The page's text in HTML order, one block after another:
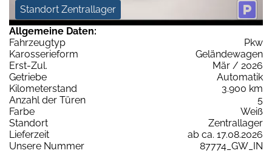
Standort Zentrallager
Allgemeine Daten:
Fahrzeugtyp
Pkw
Karosserieform
Geländewagen
Erst-Zul.
Mär / 2026
Getriebe
Automatik
Kilometerstand
3.900 km
Anzahl der Türen
5
Farbe
Weiß
Standort
Zentrallager
Lieferzeit
ab ca. 17.08.2026
Unsere Nummer
87774_GW_IN